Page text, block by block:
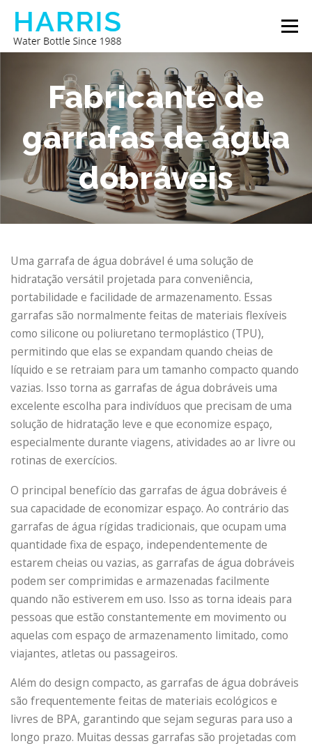
Saltar
para
conteúdo
Menu
GARRAFA DE ÁGUA HARRIS SOBRE NÓS
CONTATE-NOS
Fabricante de
garrafas de água
dobráveis
Uma garrafa de água dobrável é uma solução de
hidratação versátil projetada para conveniência,
portabilidade e facilidade de armazenamento. Essas
garrafas são normalmente feitas de materiais flexíveis
como silicone ou poliuretano termoplástico (TPU),
permitindo que elas se expandam quando cheias de
líquido e se retraiam para um tamanho compacto quando
vazias. Isso torna as garrafas de água dobráveis ​​uma
excelente escolha para indivíduos que precisam de uma
solução de hidratação leve e que economize espaço,
especialmente durante viagens, atividades ao ar livre ou
rotinas de exercícios.
O principal benefício das garrafas de água dobráveis ​​é
sua capacidade de economizar espaço. Ao contrário das
garrafas de água rígidas tradicionais, que ocupam uma
quantidade fixa de espaço, independentemente de
estarem cheias ou vazias, as garrafas de água dobráveis ​​
podem ser comprimidas e armazenadas facilmente
quando não estiverem em uso. Isso as torna ideais para
pessoas que estão constantemente em movimento ou
aquelas com espaço de armazenamento limitado, como
viajantes, atletas ou passageiros.
Além do design compacto, as garrafas de água dobráveis ​​
são frequentemente feitas de materiais ecológicos e
livres de BPA, garantindo que sejam seguras para uso a
longo prazo. Muitas dessas garrafas são projetadas com